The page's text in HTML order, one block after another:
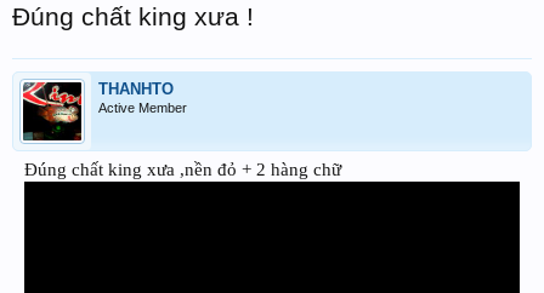
Đúng chất king xưa !
THANHTO
Active Member
Đúng chất king xưa ,nền đỏ + 2 hàng chữ